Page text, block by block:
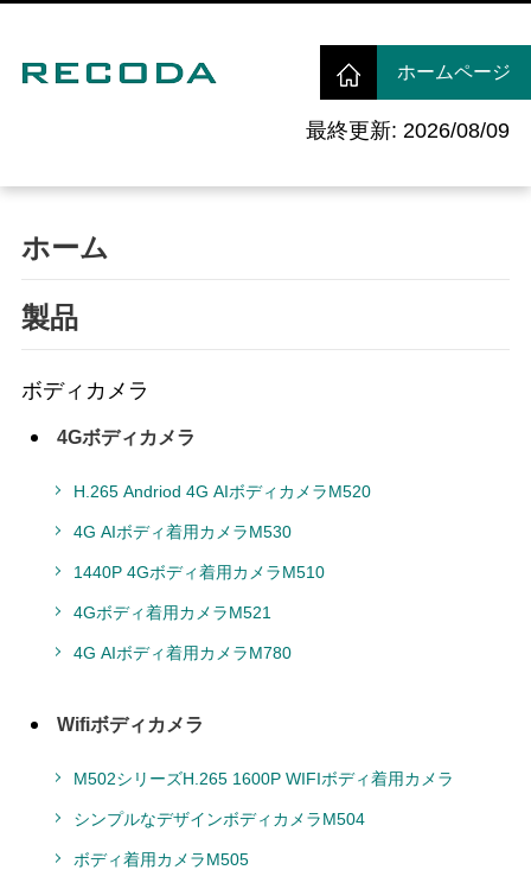
最終更新: 2026/08/09
ホームページ
ホーム
製品
ボディカメラ
4Gボディカメラ
H.265 Andriod 4G AIボディカメラM520
4G AIボディ着用カメラM530
1440P 4Gボディ着用カメラM510
4Gボディ着用カメラM521
4G AIボディ着用カメラM780
Wifiボディカメラ
M502シリーズH.265 1600P WIFIボディ着用カメラ
シンプルなデザインボディカメラM504
ボディ着用カメラM505